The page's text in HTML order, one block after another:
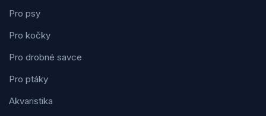
Pro psy
Pro kočky
Pro drobné savce
Pro ptáky
Akvaristika